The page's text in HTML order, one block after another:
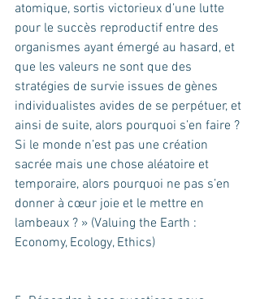
atomique, sortis victorieux d’une lutte
pour le succès reproductif entre des
organismes ayant émergé au hasard, et
que les valeurs ne sont que des
stratégies de survie issues de gènes
individualistes avides de se perpétuer, et
ainsi de suite, alors pourquoi s’en faire ?
Si le monde n’est pas une création
sacrée mais une chose aléatoire et
temporaire, alors pourquoi ne pas s’en
donner à cœur joie et le mettre en
lambeaux ? » (Valuing the Earth :
Economy, Ecology, Ethics)